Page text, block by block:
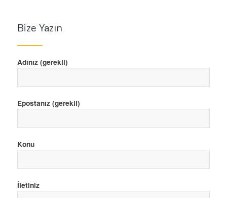
Bize Yazın
Adınız (gerekli)
Epostanız (gerekli)
Konu
İletiniz